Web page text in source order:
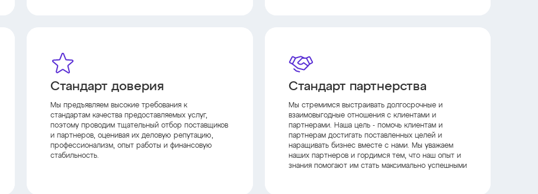
Стандарт доверия
Мы предъявляем высокие требования к
стандартам качества предоставляемых услуг,
поэтому проводим тщательный отбор поставщиков
и партнеров, оценивая их деловую репутацию,
профессионализм, опыт работы и финансовую
стабильность.
Стандарт партнерства
Мы стремимся выстраивать долгосрочные и
взаимовыгодные отношения с клиентами и
партнерами. Наша цель - помочь клиентам и
партнерам достигать поставленных целей и
наращивать бизнес вместе с нами. Мы уважаем
наших партнеров и гордимся тем, что наш опыт и
знания помогают им стать максимально успешными